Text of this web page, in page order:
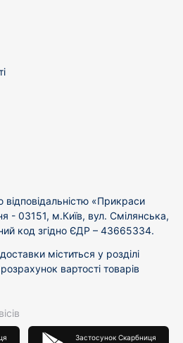
«Прикраси
- 03151, м.Київ, вул. Смілянська,
код згідно ЄДР – 43665334.
міститься у розділі
вартості товарів
Застосунок Скарбниця